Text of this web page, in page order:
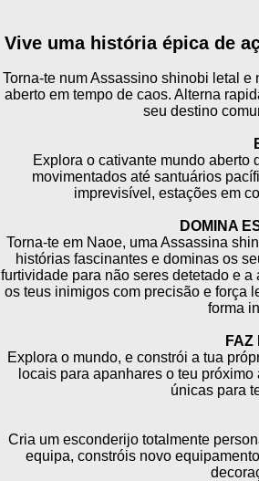
Vive uma história épica de
Torna-te num Assassino shinobi letal
aberto em tempo de caos. Alterna
seu destino
Explora o cativante mundo aberto
movimentados até santuários
imprevisível, estações em
DOMINA
Torna-te em Naoe, uma Assassina
histórias fascinantes e dominas os
furtividade para não seres detetado e
os teus inimigos com precisão e força
forma
FAZ
Explora o mundo, e constrói a tua
locais para apanhares o teu
únicas para
Cria um esconderijo totalmente
equipa, constróis novo